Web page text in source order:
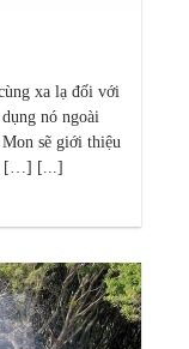
xa lạ đối với
nó ngoài
sẽ giới thiệu
[…] [...]